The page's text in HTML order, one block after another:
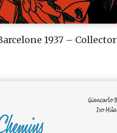
1937 – Collector